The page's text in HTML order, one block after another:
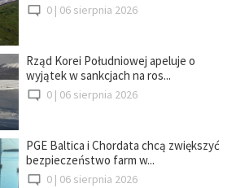
0 | 06 sierpnia 2026
Rząd Korei Południowej apeluje o
wyjątek w sankcjach na ros...
0 | 06 sierpnia 2026
PGE Baltica i Chordata chcą zwiększyć
bezpieczeństwo farm w...
0 | 06 sierpnia 2026